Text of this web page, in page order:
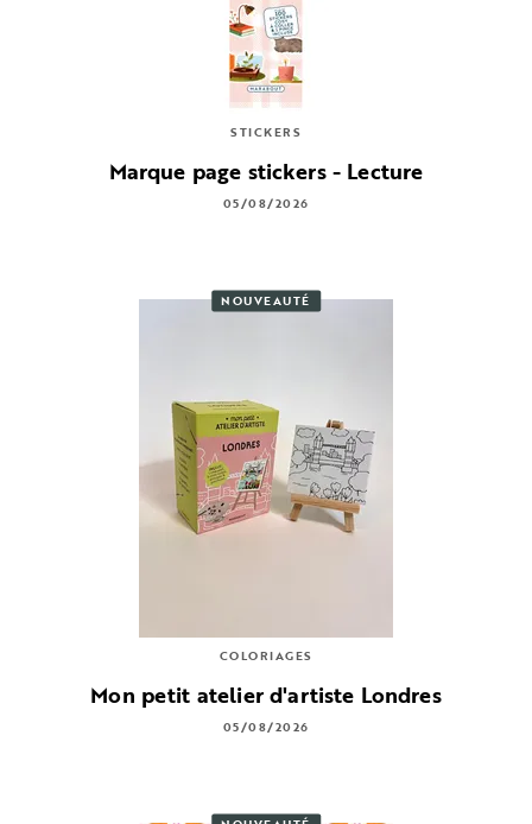
STICKERS
Marque page stickers - Lecture
05/08/2026
NOUVEAUTÉ
COLORIAGES
Mon petit atelier d'artiste Londres
05/08/2026